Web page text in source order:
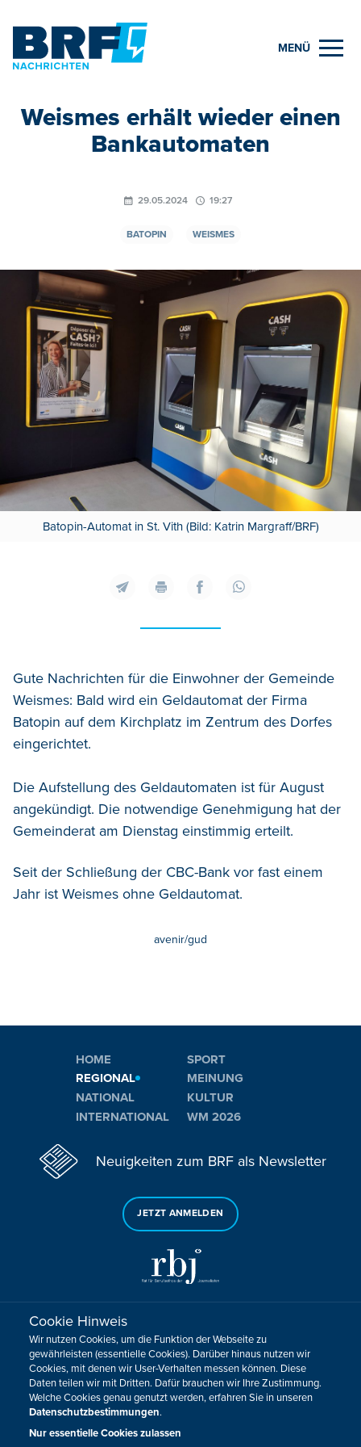
MENÜ
Weismes erhält wieder einen
Bankautomaten
29.05.2024 19:27
BATOPIN WEISMES
Batopin-Automat in St. Vith (Bild: Katrin Margraff/BRF)
Gute Nachrichten für die Einwohner der Gemeinde
Weismes: Bald wird ein Geldautomat der Firma
Batopin auf dem Kirchplatz im Zentrum des Dorfes
eingerichtet.
Die Aufstellung des Geldautomaten ist für August
angekündigt. Die notwendige Genehmigung hat der
Gemeinderat am Dienstag einstimmig erteilt.
Seit der Schließung der CBC-Bank vor fast einem
Jahr ist Weismes ohne Geldautomat.
avenir/gud
HOME
REGIONAL
NATIONAL
INTERNATIONAL
SPORT
MEINUNG
KULTUR
WM 2026
Neuigkeiten zum BRF als Newsletter
JETZT ANMELDEN
Sie haben noch Fragen oder Anmerkungen?
Impressum Datenschutz Kontakt
Barrierefreiheit
Cookie-Zustimmung anpassen
Design, Konzept & Programmierung:
Cookie Hinweis
Wir nutzen Cookies, um die Funktion der Webseite zu
gewährleisten (essentielle Cookies). Darüber hinaus nutzen wir
Cookies, mit denen wir User-Verhalten messen können. Diese
Daten teilen wir mit Dritten. Dafür brauchen wir Ihre Zustimmung.
Welche Cookies genau genutzt werden, erfahren Sie in unseren
Datenschutzbestimmungen.
Nur essentielle Cookies zulassen